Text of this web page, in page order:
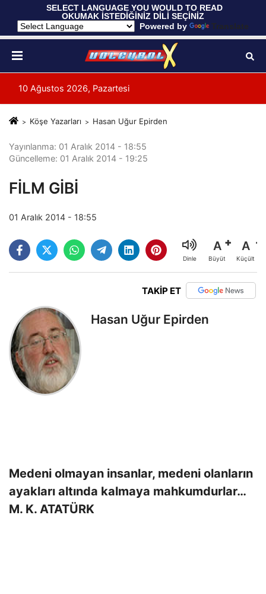
SELECT LANGUAGE YOU WOULD TO READ
OKUMAK İSTEDİĞİNİZ DİLİ SEÇİNİZ
Powered by
Translate
10 Ağustos 2026, Pazartesi
Köşe Yazarları Hasan Uğur Epirden
Yayınlanma: 01 Aralık 2014 - 18:55
Güncelleme: 01 Aralık 2014 - 19:25
FİLM GİBİ
01 Aralık 2014 - 18:55
Dinle
A
Büyüt
A
Küçült
TAKİP ET
Hasan Uğur Epirden
Medeni olmayan insanlar, medeni olanların
ayakları altında kalmaya mahkumdurlar…
M. K. ATATÜRK